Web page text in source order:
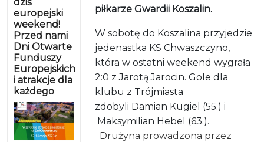
europejski
weekend!
Przed nami
Dni Otwarte
Funduszy
Europejskich
i atrakcje dla
każdego
piłkarze Gwardii Koszalin.
W sobotę do Koszalina przyjedzie
jedenastka KS Chwaszczyno,
która w ostatni weekend wygrała
2:0 z Jarotą Jarocin. Gole dla
klubu z Trójmiasta
zdobyli Damian Kugiel (55.) i
Maksymilian Hebel (63.).
Drużyna prowadzona przez